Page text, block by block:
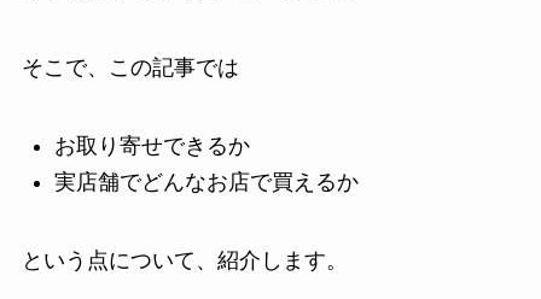
そこで、この記事では
お取り寄せできるか
実店舗でどんなお店で買えるか
という点について、紹介します。